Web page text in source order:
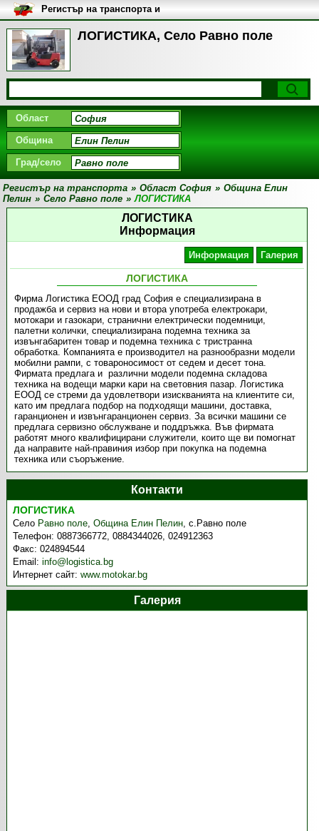
ЛОГИСТИКА, Село Равно поле
Регистър на транспорта и
транспортните фирми в
България
Област
Община
Град/село
Регистър на транспорта » Област София » Община Елин
Пелин » Село Равно поле » ЛОГИСТИКА
ЛОГИСТИКА
Информация
Информация Галерия
ЛОГИСТИКА
Фирма Логистика ЕООД град София е специализирана в
продажба и сервиз на нови и втора употрeба електрокари,
мотокари и газокари, странични електрически подемници,
палетни колички, специализирана подемна техника за
извънгабаритен товар и подемна техника с тристранна
обработка. Компанията е производител на разнообразни модели
мобилни рампи, с товароносимост от седем и десет тона.
Фирмата предлага и различни модели подемна складова
техника на водещи марки кари на световния пазар. Логистика
ЕООД се стреми да удовлетвори изискванията на клиентите си,
като им предлага подбор на подходящи машини, доставка,
гаранционен и извънгаранционен сервиз. За всички машини се
предлага сервизно обслужване и поддръжка. Във фирмата
работят много квалифицирани служители, които ще ви помогнат
да направите най-правиния избор при покупка на подемна
техника или съоръжение.
Контакти
ЛОГИСТИКА
Село Равно поле,Община Елин Пелин,с.Равно поле
Телефон:0887366772, 0884344026, 024912363
Факс:024894544
Email:info@logistica.bg
Интернет сайт:www.motokar.bg
Галерия